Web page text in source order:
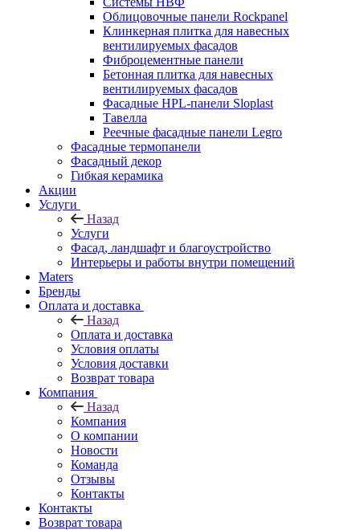
Облицовочные панели Rockpanel
Клинкерная плитка для навесных
вентилируемых фасадов
Фиброцементные панели
Бетонная плитка для навесных
вентилируемых фасадов
Фасадные HPL-панели Sloplast
Тавелла
Реечные фасадные панели Legro
Фасадные термопанели
Фасадный декор
Гибкая керамика
Акции
Услуги
Назад
Услуги
Фасад, ландшафт и благоустройство
Интерьеры и работы внутри помещений
Maters
Бренды
Оплата и доставка
Назад
Оплата и доставка
Условия оплаты
Условия доставки
Возврат товара
Компания
Назад
Компания
О компании
Новости
Команда
Отзывы
Контакты
Контакты
Возврат товара